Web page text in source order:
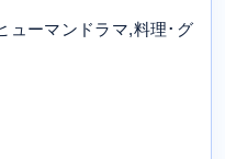
ューマンドラマ,料理･グ